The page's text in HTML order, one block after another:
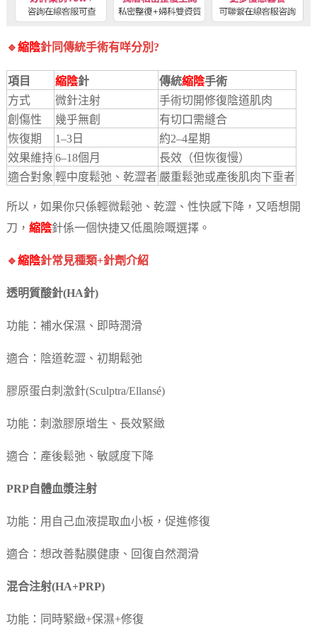
🔹縮陰針同傳統手術有咩分別?
項目 縮陰針 傳統縮陰手術
方式
微針注射
手術切開修復陰道肌肉
創傷性
幾乎無創
有切口需縫合
恢復期
1–3日
約2–4星期
效果維持6–18個月
長效（但恢復慢）
適合對象 輕中度鬆弛、乾澀者 嚴重鬆弛或產後肌肉下垂者
所以，如果你只係輕微鬆弛、乾澀、性快感下降，又唔想開
刀， 縮陰針係一個快捷又低風險嘅選擇。
🔹縮陰針常見種類+針劑介紹
透明質酸針(HA針)
功能：補水保濕、即時潤滑
適合：陰道乾澀、初期鬆弛
膠原蛋白刺激針(Sculptra/Ellansé)
功能：刺激膠原增生、長效緊緻
適合：產後鬆弛、敏感度下降
PRP自體血漿注射
功能：用自己血液提取血小板，促進修復
適合：想改善黏膜健康、回復自然潤滑
混合注射(HA+PRP)
功能：同時緊緻+保濕+修復